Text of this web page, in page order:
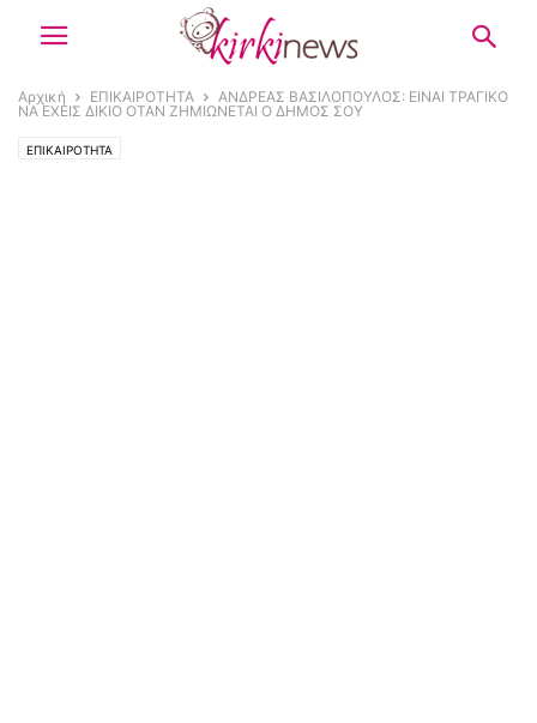
Αρχική ΕΠΙΚΑΙΡΟΤΗΤΑ
ΑΝΔΡΕΑΣ ΒΑΣΙΛΟΠΟΥΛΟΣ: ΕΙΝΑΙ ΤΡΑΓΙΚΟ
ΝΑ ΕΧΕΙΣ ΔΙΚΙΟ ΟΤΑΝ ΖΗΜΙΩΝΕΤΑΙ Ο ΔΗΜΟΣ ΣΟΥ
ΕΠΙΚΑΙΡΟΤΗΤΑ